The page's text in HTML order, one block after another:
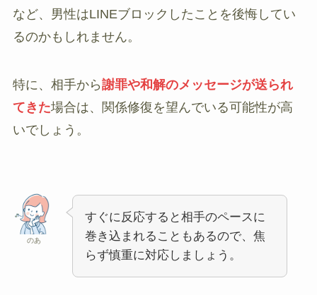
など、男性はLINEブロックしたことを後悔してい
るのかもしれません。
特に、相手から謝罪や和解のメッセージが送られ
てきた場合は、関係修復を望んでいる可能性が高
いでしょう。
のあ
すぐに反応すると相手のペースに
巻き込まれることもあるので、焦
らず慎重に対応しましょう。